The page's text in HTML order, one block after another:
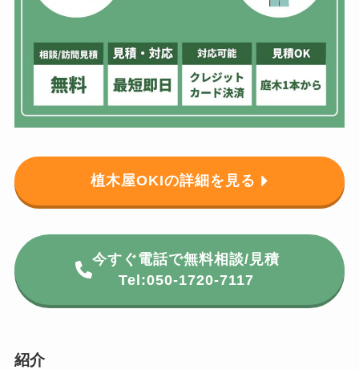
植木屋OKIの詳細を見る
今すぐ電話で無料相談/見積
Tel:050-1720-7117
紹介